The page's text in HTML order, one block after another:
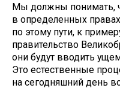
Мы должны понимать,
в определенных
по этому пути, к
правительство
они будут вводить
Это естественные
на сегодняшний день